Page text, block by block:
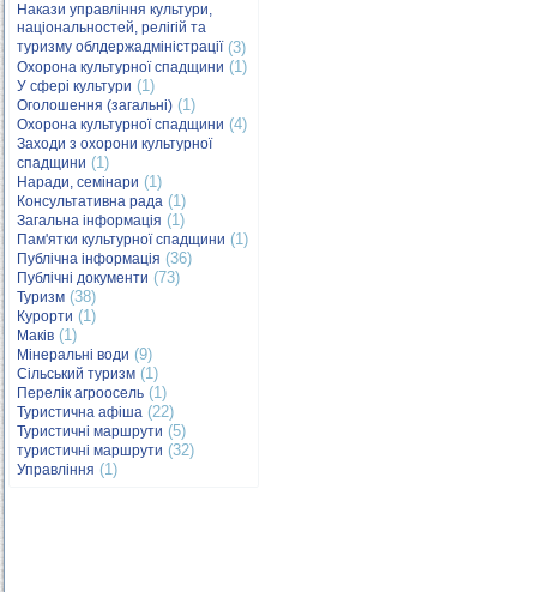
Накази управління культури,
національностей, релігій та
туризму облдержадміністрації(3)
Охорона культурної спадщини (1)
У сфері культури (1)
Оголошення (загальні) (1)
Охорона культурної спадщини (4)
Заходи з охорони культурної
спадщини (1)
Наради, семінари (1)
Консультативна рада (1)
Загальна інформація (1)
Пам'ятки культурної спадщини (1)
Публічна інформація (36)
Публічні документи (73)
Туризм (38)
Курорти (1)
Маків (1)
Мінеральні води (9)
Сільський туризм (1)
Перелік агроосель (1)
Туристична афіша (22)
Туристичні маршрути (5)
туристичні маршрути (32)
Управління (1)